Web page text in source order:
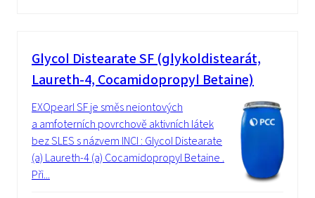
Glycol Distearate SF (glykoldistearát,
Laureth-4, Cocamidopropyl Betaine)
EXOpearl SF je směs neiontových
a amfoterních povrchově aktivních látek
bez SLES s názvem INCI : Glycol Distearate
(a) Laureth-4 (a) Cocamidopropyl Betaine .
Při...